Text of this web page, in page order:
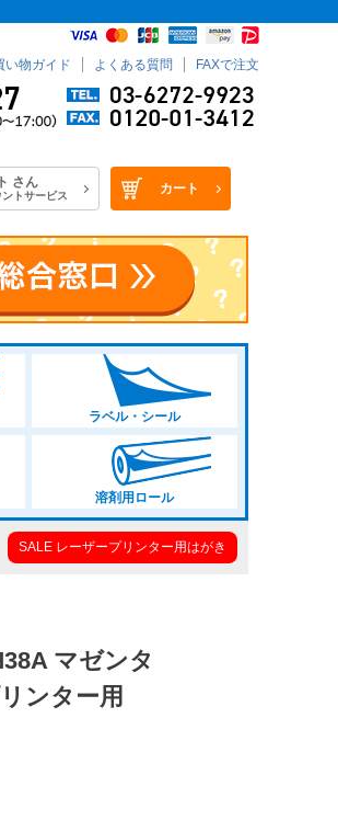
い物ガイド よくある質問 FAXで注文
さん
ントサービス カート
ラベル・シール
溶剤用ロール
SALE レーザープリンター用はがき
マゼンタ
ンター用